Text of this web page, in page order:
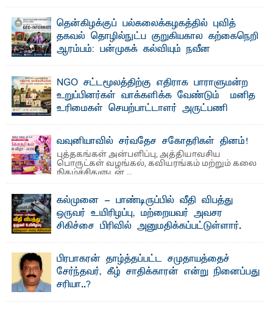
"ஒ ரு மாணவனின் அல்லது மாணவியின் கனவு என்னால்
கலைக்கப்படாது" என்ற உறுதியை ஒவ்வொரு மாணவரும் ...
தென்கிழக்குப் பல்கலைக்கழகத்தில் புவித்
தகவல் தொழில்நுட்ப குறுகியகால கற்கைநெறி
ஆரம்பம்: பன்முகக் கல்வியும் நவீன
பேராசிரியர் எம். எம். பாஸில்
தெ ன்கிழக்குப் பல்கலைக்கழகத்தின் கலை மற்றும் கலாசார
பீடத்தின் புவியியல் துறையினால் ...
NGO சட்டமூலத்திற்கு எதிராக பாராளுமன்ற
உறுப்பினர்கள் வாக்களிக்க வேண்டும் – மனித
உரிமைகள் செயற்பாட்டாளர் அருட்பணி
ஜே. எப். காமிலா பேகம்- இ லங்கை அரசாங்கம் அரசுசாரா
அமைப்புகள் (NGO) தொடர்பான புதிய சட்டமூலத்தை ...
வவுனியாவில் சர்வதேச சகோதரிகள் தினம்!
புத்தகங்கள் அன்பளிப்பு, அத்தியாவசிய
பொருட்கள் வழங்கல், கவியரங்கம் மற்றும் கலை
நிகழ்ச்சிகளுடன் ...
கல்முனை - பாண்டிருப்பில் வீதி விபத்து
ஒருவர் உயிரிழப்பு, மற்றையவர் அவசர
சிகிச்சை பிரிவில் அனுமதிக்கப்பட்டுள்ளார்.
பாண்டிருப்பு ...பிரபாகரன் தாழ்த்தப்பட்ட சமுதாயத்தைச்
சேர்ந்தவர், கீழ் சாதிக்காரன் என்று நினைப்பது
சரியா..?